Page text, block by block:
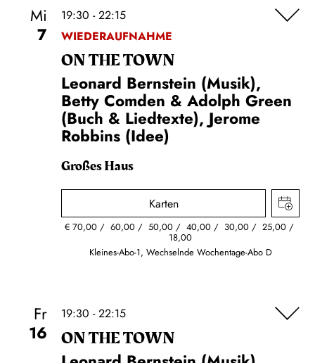
Mi
7
19:30 - 22:15
WIEDERAUFNAHME
ON THE TOWN
Leonard Bernstein (Musik),
Betty Comden & Adolph Green
(Buch & Liedtexte), Jerome
Robbins (Idee)
Großes Haus
Karten
€ 70,00 60,00 50,00 40,00 30,00 25,00
18,00
Kleines-Abo-1, Wechselnde Wochentage-Abo D
Fr
16
19:30 - 22:15
ON THE TOWN